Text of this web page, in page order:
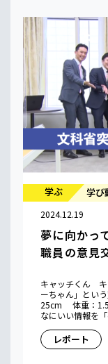
学ぶ 学び
2024.12.19
夢に向かっ
職員の意見
キャッチくん キ
ーちゃん」とい
25cm 体重：
なにいい情報を
レポート